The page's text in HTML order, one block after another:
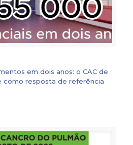
em dois anos: o CAC de
como resposta de referência